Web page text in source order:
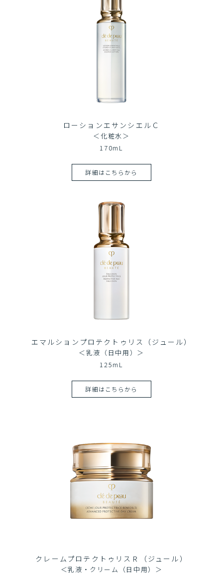
ローションエサンシエルＣ
＜化粧水＞
170mL
詳細はこちらから
エマルションプロテクトゥリス（ジュール）
＜乳液（日中用）＞
125mL
詳細はこちらから
クレームプロテクトゥリスＲ（ジュール）
＜乳液・クリーム（日中用）＞